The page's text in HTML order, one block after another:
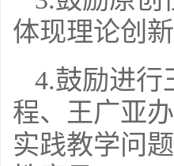
体现理论创
4.鼓励进行
程、王广亚
实践教学问